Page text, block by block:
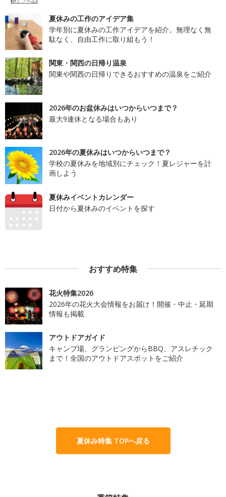
夏休みの工作のアイデア集
学年別に夏休みの工作アイデアを紹介。無理なく無
駄なく、自由工作に取り組もう！
関東・関西の日帰り温泉
関東や関西の日帰りできるおすすめの温泉をご紹介
2026年のお盆休みはいつからいつまで？
最大9連休となる場合もあり
2026年の夏休みはいつからいつまで？
学校の夏休みを地域別にチェック！夏レジャーを計
画しよう
夏休みイベントカレンダー
日付から夏休みのイベントを探す
おすすめ特集
花火特集2026
2026年の花火大会情報をお届け！開催・中止・延期
情報も掲載
アウトドアガイド
キャンプ場、グランピングからBBQ、アスレチック
まで！全国のアウトドアスポットをご紹介
夏休み特集 TOPへ戻る